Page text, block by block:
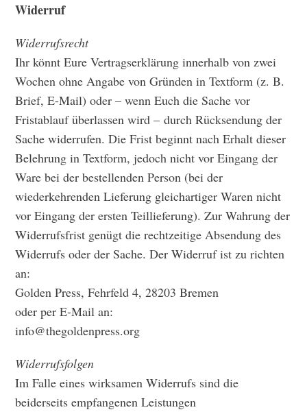
Widerruf
Widerrufsrecht
Ihr könnt Eure Vertragserklärung innerhalb von zwei
Wochen ohne Angabe von Gründen in Textform (z. B.
Brief, E-Mail) oder – wenn Euch die Sache vor
Fristablauf überlassen wird – durch Rücksendung der
Sache widerrufen. Die Frist beginnt nach Erhalt dieser
Belehrung in Textform, jedoch nicht vor Eingang der
Ware bei der bestellenden Person (bei der
wiederkehrenden Lieferung gleichartiger Waren nicht
vor Eingang der ersten Teillieferung). Zur Wahrung der
Widerrufsfrist genügt die rechtzeitige Absendung des
Widerrufs oder der Sache. Der Widerruf ist zu richten
an:
Golden Press, Fehrfeld 4, 28203 Bremen
oder per E-Mail an:
info@thegoldenpress.org
Widerrufsfolgen
Im Falle eines wirksamen Widerrufs sind die
beiderseits empfangenen Leistungen